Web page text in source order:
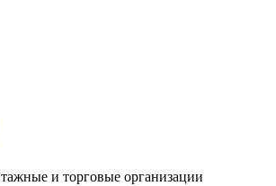
и торговые организации